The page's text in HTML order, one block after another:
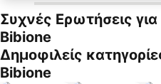
Συχνές Ερωτήσεις
Bibione
Δημοφιλείς
Bibione